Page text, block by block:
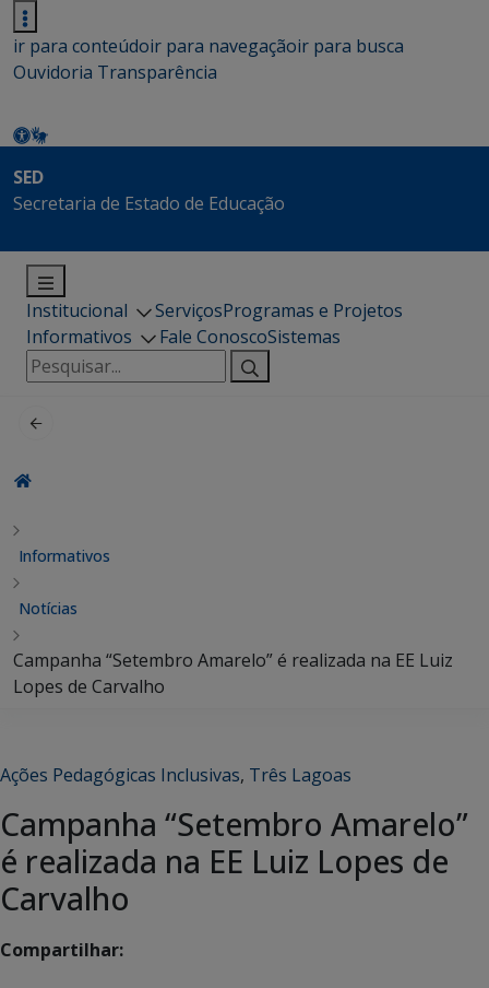
ir para conteúdoir para navegaçãoir para busca
Ouvidoria Transparência
SED
Secretaria de Estado de Educação
Institucional ServiçosProgramas e Projetos
Informativos
Fale ConoscoSistemas
Pesquisar
por:
Informativos
Notícias
Campanha “Setembro Amarelo” é realizada na EE Luiz
Lopes de Carvalho
Ações Pedagógicas Inclusivas, Três Lagoas
Campanha “Setembro Amarelo”
é realizada na EE Luiz Lopes de
Carvalho
Compartilhar: